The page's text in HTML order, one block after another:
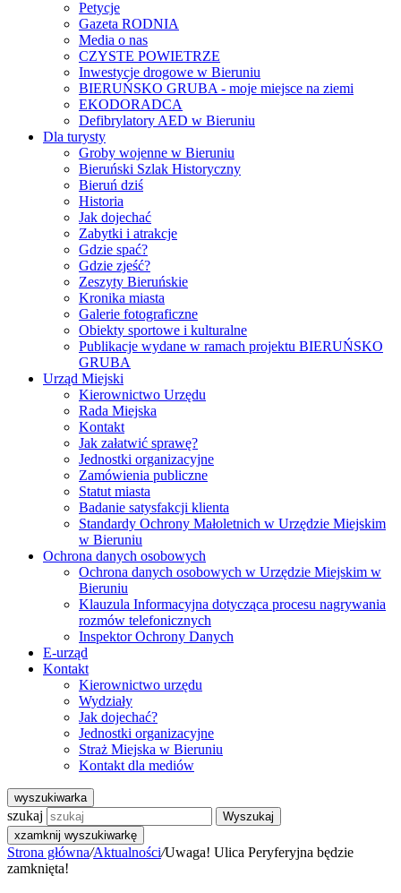
Petycje
Gazeta RODNIA
Media o nas
CZYSTE POWIETRZE
Inwestycje drogowe w Bieruniu
BIERUŃSKO GRUBA - moje miejsce na ziemi
EKODORADCA
Defibrylatory AED w Bieruniu
Dla turysty
Groby wojenne w Bieruniu
Bieruński Szlak Historyczny
Bieruń dziś
Historia
Jak dojechać
Zabytki i atrakcje
Gdzie spać?
Gdzie zjeść?
Zeszyty Bieruńskie
Kronika miasta
Galerie fotograficzne
Obiekty sportowe i kulturalne
Publikacje wydane w ramach projektu BIERUŃSKO
GRUBA
Urząd Miejski
Kierownictwo Urzędu
Rada Miejska
Kontakt
Jak załatwić sprawę?
Jednostki organizacyjne
Zamówienia publiczne
Statut miasta
Badanie satysfakcji klienta
Standardy Ochrony Małoletnich w Urzędzie Miejskim
w Bieruniu
Ochrona danych osobowych
Ochrona danych osobowych w Urzędzie Miejskim w
Bieruniu
Klauzula Informacyjna dotycząca procesu nagrywania
rozmów telefonicznych
Inspektor Ochrony Danych
E-urząd
Kontakt
Kierownictwo urzędu
Wydziały
Jak dojechać?
Jednostki organizacyjne
Straż Miejska w Bieruniu
Kontakt dla mediów
wyszukiwarka
szukaj
Wyszukaj
xzamknij wyszukiwarkę
Strona główna/Aktualności/Uwaga! Ulica Peryferyjna będzie
zamknięta!